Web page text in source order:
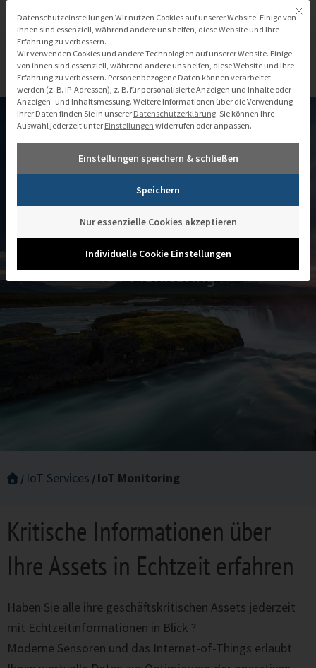
Inhalt
springen
IoT Monitoring
IoT Services IoT Monitoring
Kritische Informationen über
Ihre Assets in Echtzeit erfahren
Haben Sie alle ihre geschäftskritischen Assets jederzeit
mit Echtzeitinformationen in Blick ?
Moderne Sensoren und das Internet-of-Things erlaubt
Mit
Datenschutzeinstellungen
Datenschutzeinstellungen Wir nutzen Cookies auf unserer Website. Einige von
ihnen sind essenziell, während andere uns helfen, diese Website und Ihre
Erfahrung zu verbessern.
Wir verwenden Cookies und andere Technologien auf unserer Website. Einige
von ihnen sind essenziell, während andere uns helfen, diese Website und Ihre
Erfahrung zu verbessern. Personenbezogene Daten können verarbeitet
werden (z. B. IP-Adressen), z. B. für personalisierte Anzeigen und Inhalte oder
Anzeigen- und Inhaltsmessung. Weitere Informationen über die Verwendung
Ihrer Daten finden Sie in unserer Datenschutzerklärung. Sie können Ihre
Auswahl jederzeit unter Einstellungen widerrufen oder anpassen.
Einstellungen speichern & schließen
Speichern
Nur essenzielle Cookies akzeptieren
Individuelle Cookie Einstellungen